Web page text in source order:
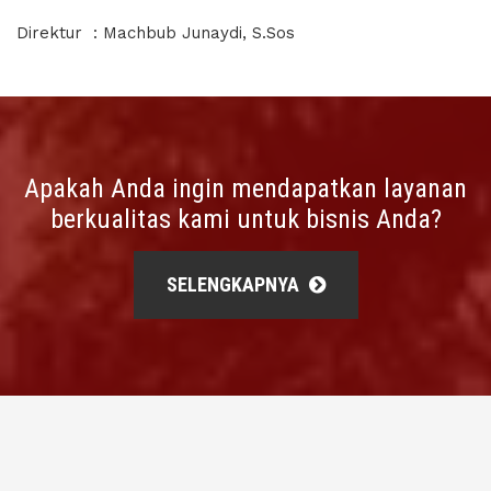
Direktur : Machbub Junaydi, S.Sos
Apakah Anda ingin mendapatkan layanan
berkualitas kami untuk bisnis Anda?
SELENGKAPNYA